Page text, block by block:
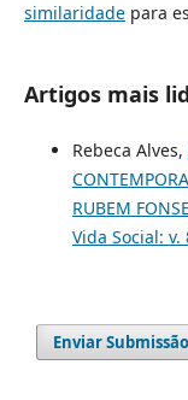
similaridadepara
Artigos mais
Rebeca Alves,
RUBEM
Vida Social: v.
Enviar Submissão